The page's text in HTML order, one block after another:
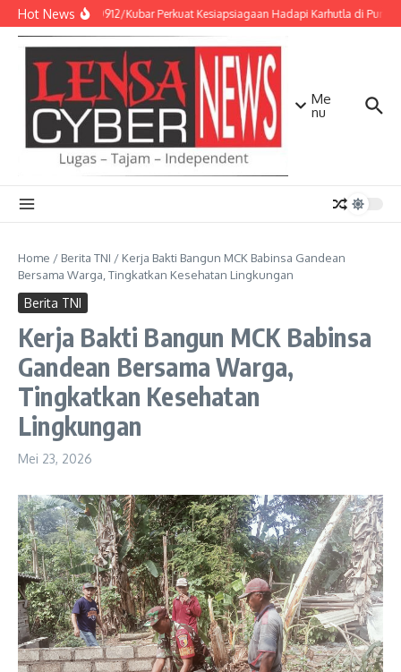
Lewati ke konten
Hot NewsKodim 0912/Kubar Perkuat Kesiapsiagaan Hadapi Karhutla di
Me
nu
Home / Berita TNI / Kerja Bakti Bangun MCK Babinsa Gandean
Bersama Warga, Tingkatkan Kesehatan Lingkungan
Berita TNI
Kerja Bakti Bangun MCK Babinsa
Gandean Bersama Warga,
Tingkatkan Kesehatan
Lingkungan
Mei 23, 2026